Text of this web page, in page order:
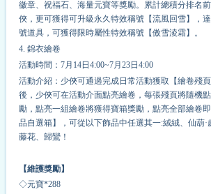
徽章、祝福石、海量元寶等獎勵。累計總積分排名
俠，更可獲得可升級永久特效稱號【流風回雪】，
號道具，可獲得限時屬性特效稱號【傲雪淩霜】。
4. 錦衣繪卷
活動時間：7月14日4:00~7月23日4:00
活動介紹：少俠可通過完成日常活動獲取【繪卷殘
後，少俠可在活動介面點亮繪卷，每張殘頁將隨機
勵，點亮一組繪卷將獲得寶箱獎勵，點亮全部繪卷
品自選箱】，可從以下飾品中任選其一:絨絨、仙葫
藤花、歸鸞！
【維護獎勵】
◇元寶*288